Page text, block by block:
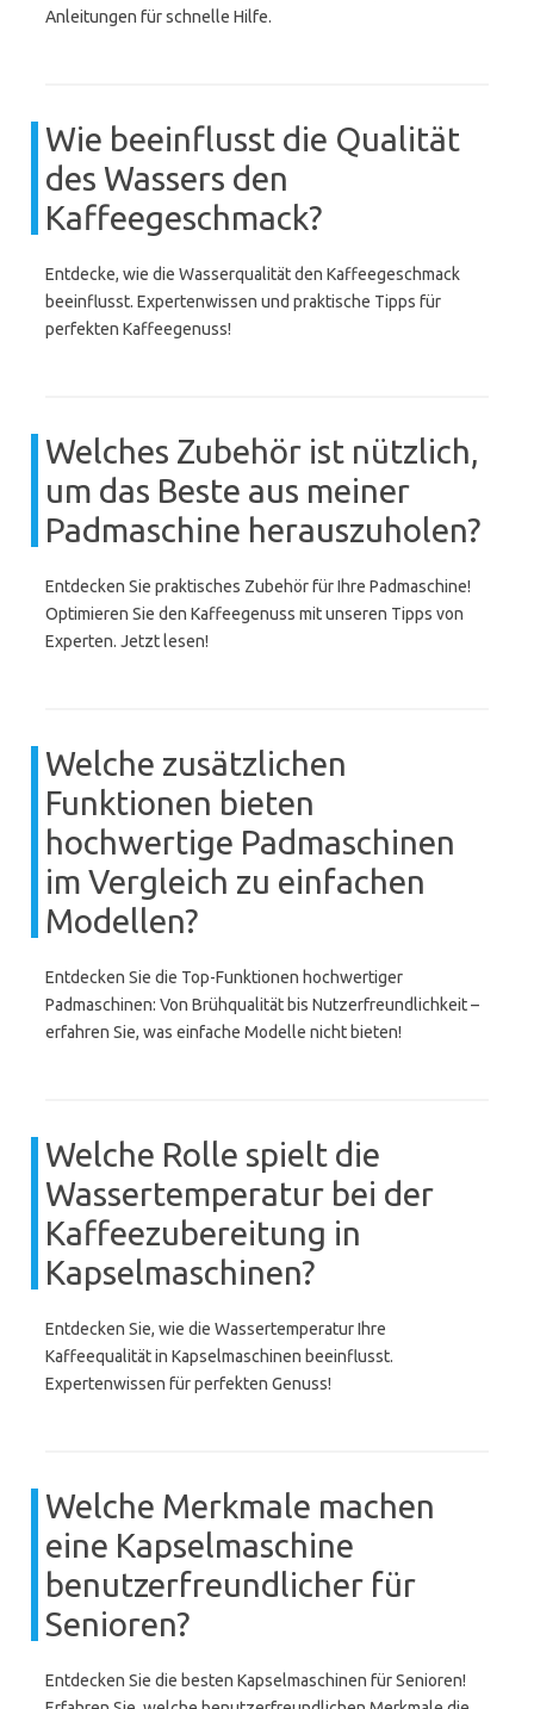
Anleitungen für schnelle Hilfe.
Wie beeinflusst die Qualität
des Wassers den
Kaffeegeschmack?
Entdecke, wie die Wasserqualität den Kaffeegeschmack
beeinflusst. Expertenwissen und praktische Tipps für
perfekten Kaffeegenuss!
Welches Zubehör ist nützlich,
um das Beste aus meiner
Padmaschine herauszuholen?
Entdecken Sie praktisches Zubehör für Ihre Padmaschine!
Optimieren Sie den Kaffeegenuss mit unseren Tipps von
Experten. Jetzt lesen!
Welche zusätzlichen
Funktionen bieten
hochwertige Padmaschinen
im Vergleich zu einfachen
Modellen?
Entdecken Sie die Top-Funktionen hochwertiger
Padmaschinen: Von Brühqualität bis Nutzerfreundlichkeit –
erfahren Sie, was einfache Modelle nicht bieten!
Welche Rolle spielt die
Wassertemperatur bei der
Kaffeezubereitung in
Kapselmaschinen?
Entdecken Sie, wie die Wassertemperatur Ihre
Kaffeequalität in Kapselmaschinen beeinflusst.
Expertenwissen für perfekten Genuss!
Welche Merkmale machen
eine Kapselmaschine
benutzerfreundlicher für
Senioren?
Entdecken Sie die besten Kapselmaschinen für Senioren!